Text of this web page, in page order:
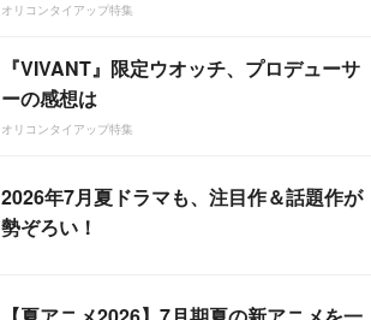
オリコンタイアップ特集
『VIVANT』限定ウオッチ、プロデューサ
ーの感想は
オリコンタイアップ特集
2026年7月夏ドラマも、注目作＆話題作が
勢ぞろい！